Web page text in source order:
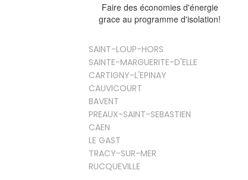
Faire des économies d'énergie
grace au programme d'isolation!
SAINT-LOUP-HORS
SAINTE-MARGUERITE-D'ELLE
CARTIGNY-L'EPINAY
CAUVICOURT
BAVENT
PREAUX-SAINT-SEBASTIEN
CAEN
LE GAST
TRACY-SUR-MER
RUCQUEVILLE